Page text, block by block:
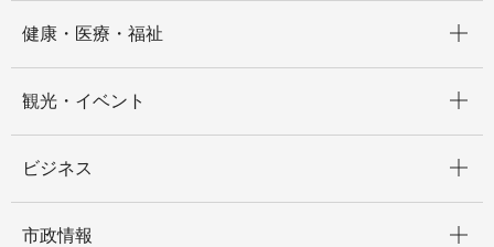
健康・医療・福祉
観光・イベント
ビジネス
市政情報